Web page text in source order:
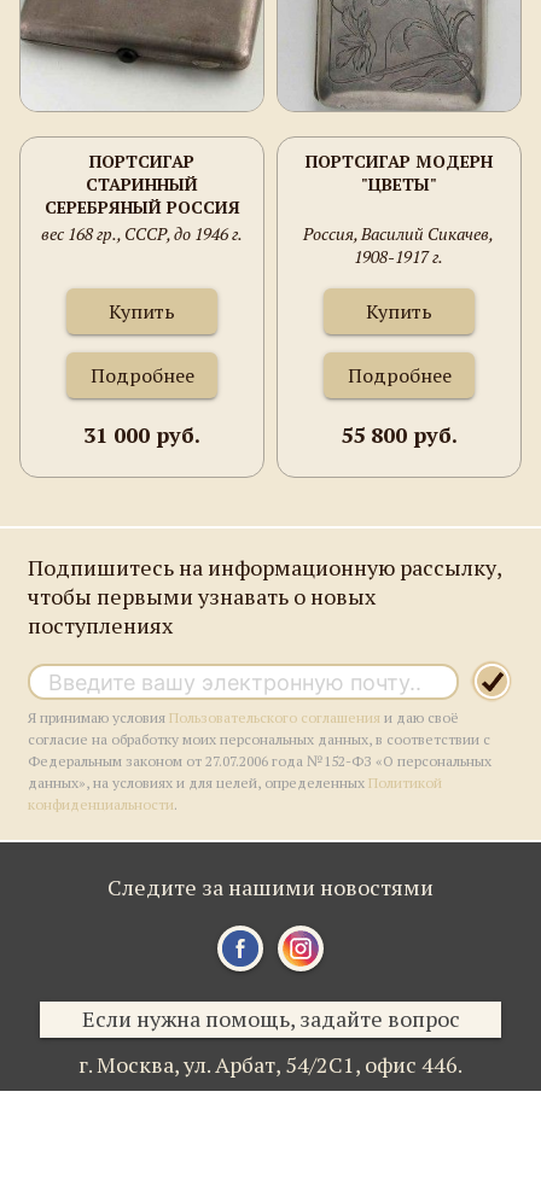
ПОРТСИГАР
СТАРИННЫЙ
СЕРЕБРЯНЫЙ РОССИЯ
МОДЕРН
вес 168 гр., СССР, до 1946 г.
Купить
Подробнее
31 000 руб.
ПОРТСИГАР МОДЕРН
"ЦВЕТЫ"
Россия, Василий Сикачев,
1908-1917 г.
Купить
Подробнее
55 800 руб.
Подпишитесь на информационную рассылку,
чтобы первыми узнавать о новых
поступлениях
Я принимаю условияПользовательского соглашения и даю своё
согласие на обработку моих персональных данных, в соответствии с
Федеральным законом от 27.07.2006 года №152-ФЗ «О персональных
данных», на условиях и для целей, определенныхПолитикой
конфиденциальности.
Следите за нашими новостями
Если нужна помощь, задайте вопрос
г. Москва,ул. Арбат, 54/2С1, офис 446.